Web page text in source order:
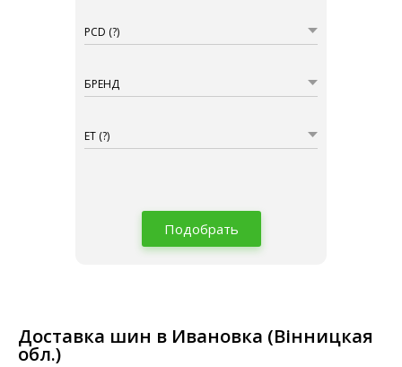
PCD (?)
БРЕНД
ET (?)
Подобрать
Доставка шин в Ивановка (Вінницкая
обл.)